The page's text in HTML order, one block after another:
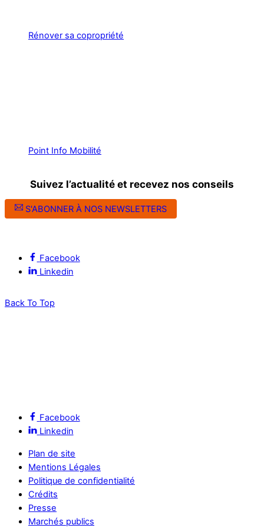
Rénover sa copropriété
Point Info Mobilité
Suivez l’actualité et recevez nos conseils
S'ABONNER À NOS NEWSLETTERS
Facebook
Linkedin
Back To Top
Facebook
Linkedin
Plan de site
Mentions Légales
Politique de confidentialité
Crédits
Presse
Marchés publics